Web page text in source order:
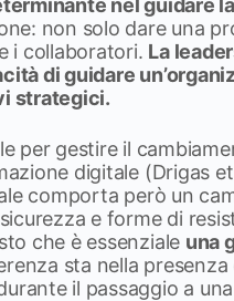
nel guidare
non solo dare una
i collaboratori. La
di guidare
strategici.
per gestire il
digitale (Drigas
comporta però un
e forme di
che è essenziale una
sta nella
il passaggio a